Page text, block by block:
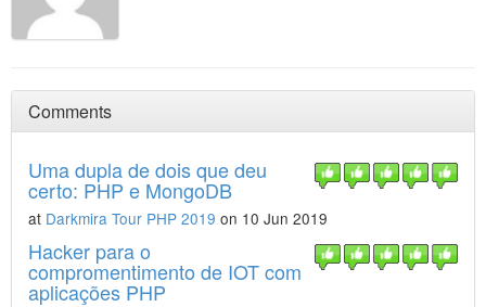
Comments
Uma dupla de dois que deu
certo: PHP e MongoDB
at Darkmira Tour PHP 2019 on 10 Jun 2019
Hacker para o
compromentimento de IOT com
aplicações PHP